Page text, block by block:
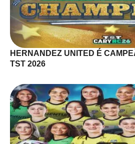
HERNANDEZ UNITED É
TST 2026